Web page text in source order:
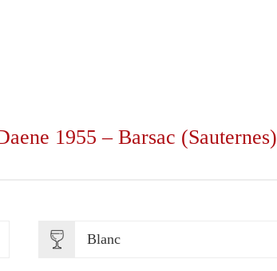
1955 – Barsac (Sauternes)
Blanc